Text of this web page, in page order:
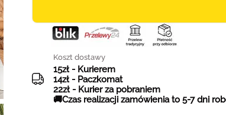
Koszt dostawy
15zł - Kurierem
14zł - Paczkomat
22zł - Kurier za pobraniem
🚚Czas realizacji zamówienia to 5-7 dni